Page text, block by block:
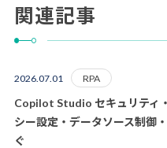
関連記事
2026.07.01 RPA
Copilot Studio セキュリティ
シー設定・データソース制御
ぐ